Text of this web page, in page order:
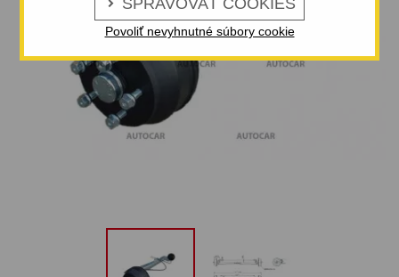
 SPRAVOVAŤ COOKIES
Povoliť nevyhnutné súbory cookie